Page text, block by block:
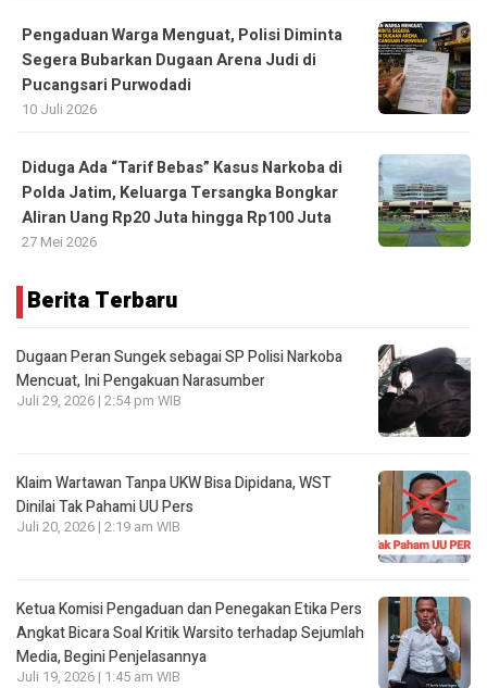
Pengaduan Warga Menguat, Polisi Diminta
Segera Bubarkan Dugaan Arena Judi di
Pucangsari Purwodadi
10 Juli 2026
Diduga Ada “Tarif Bebas” Kasus Narkoba di
Polda Jatim, Keluarga Tersangka Bongkar
Aliran Uang Rp20 Juta hingga Rp100 Juta
27 Mei 2026
Berita Terbaru
Dugaan Peran Sungek sebagai SP Polisi Narkoba
Mencuat, Ini Pengakuan Narasumber
Juli 29, 2026 | 2:54 pm WIB
Klaim Wartawan Tanpa UKW Bisa Dipidana, WST
Dinilai Tak Pahami UU Pers
Juli 20, 2026 | 2:19 am WIB
Ketua Komisi Pengaduan dan Penegakan Etika Pers
Angkat Bicara Soal Kritik Warsito terhadap Sejumlah
Media, Begini Penjelasannya
Juli 19, 2026 | 1:45 am WIB